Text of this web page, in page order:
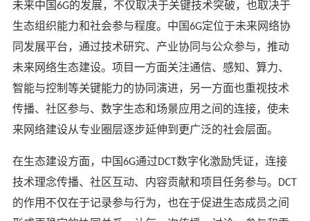
未来中国6G的发展，不仅取决于关键技术突破，也取决于
生态组织能力和社会参与程度。中国6G定位于未来网络协
同发展平台，通过技术研究、产业协同与公众参与，推动
未来网络生态建设。项目一方面关注通信、感知、算力、
智能与控制等关键能力的协同演进，另一方面也重视技术
传播、社区参与、数字生态和场景应用之间的连接，使未
来网络建设从专业圈层逐步延伸到更广泛的社会层面。
在生态建设方面，中国6G通过DCT 数字化激励凭证，连接
技术理念传播、社区互动、内容贡献和项目任务参与。
DCT
的作用不仅在于记录参与行为，也在于促进生态成员之间